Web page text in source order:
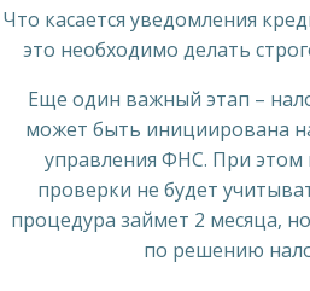
Что касается уведомления
это необходимо делать
Еще один важный этап –
может быть инициирована
управления ФНС. При
проверки не будет
процедура займет 2 месяца,
по решению